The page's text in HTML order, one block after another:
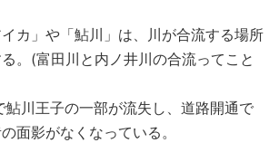
イカ」や「鮎川」は、川が合流する場所
。(富田川と内ノ井川の合流ってこと
鮎川王子の一部が流失し、道路開通で
面影がなくなっている。